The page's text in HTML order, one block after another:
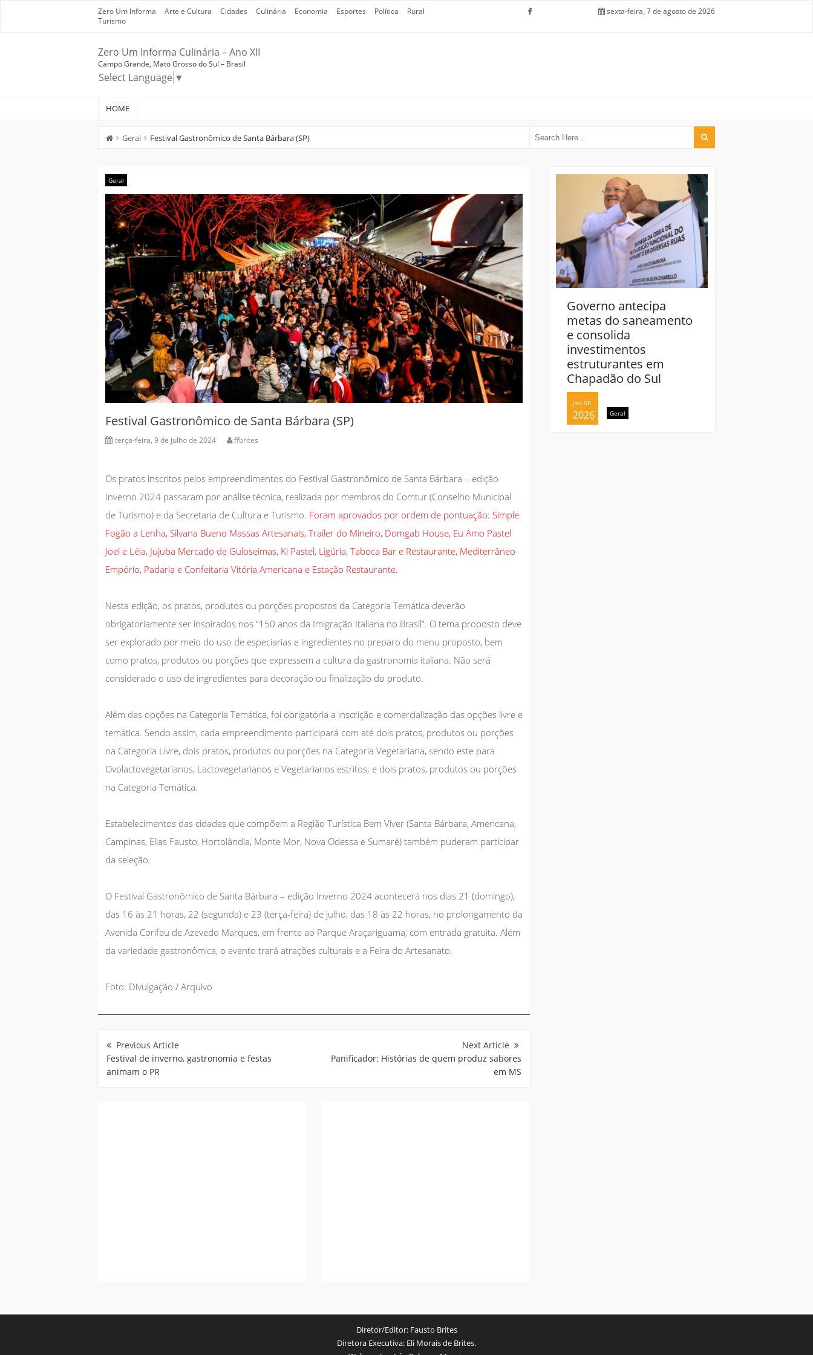
Zero Um Informa Arte e Cultura Cidades Culinária Economia Esportes Política
Rural
Turismo
sexta-feira, 7 de agosto de 2026
Zero Um Informa Culinária – Ano XII
Campo Grande, Mato Grosso do Sul – Brasil
Select Language ▼
HOME
Geral Festival Gastronômico de Santa Bárbara (SP)
Geral
Festival Gastronômico de Santa Bárbara (SP)
terça-feira, 9 de julho de 2024 ffbrites
Os pratos inscritos pelos empreendimentos do Festival Gastronômico de Santa Bárbara – edição
Inverno 2024 passaram por análise técnica, realizada por membros do Comtur (Conselho Municipal
de Turismo) e da Secretaria de Cultura e Turismo. Foram aprovados por ordem de pontuação: Simple
Fogão a Lenha, Silvana Bueno Massas Artesanais, Trailer do Mineiro, Domgab House, Eu Amo Pastel
Joel e Léia, Jujuba Mercado de Guloseimas, Ki Pastel, Ligúria, Taboca Bar e Restaurante, Mediterrâneo
Empório, Padaria e Confeitaria Vitória Americana e Estação Restaurante.
Nesta edição, os pratos, produtos ou porções propostos da Categoria Temática deverão
obrigatoriamente ser inspirados nos “150 anos da Imigração Italiana no Brasil”. O tema proposto deve
ser explorado por meio do uso de especiarias e ingredientes no preparo do menu proposto, bem
como pratos, produtos ou porções que expressem a cultura da gastronomia italiana. Não será
considerado o uso de ingredientes para decoração ou finalização do produto.
Além das opções na Categoria Temática, foi obrigatória a inscrição e comercialização das opções livre e
temática. Sendo assim, cada empreendimento participará com até dois pratos, produtos ou porções
na Categoria Livre, dois pratos, produtos ou porções na Categoria Vegetariana, sendo este para
Ovolactovegetarianos, Lactovegetarianos e Vegetarianos estritos; e dois pratos, produtos ou porções
na Categoria Temática.
Estabelecimentos das cidades que compõem a Região Turística Bem Viver (Santa Bárbara, Americana,
Campinas, Elias Fausto, Hortolândia, Monte Mor, Nova Odessa e Sumaré) também puderam participar
da seleção.
O Festival Gastronômico de Santa Bárbara – edição Inverno 2024 acontecerá nos dias 21 (domingo),
das 16 às 21 horas, 22 (segunda) e 23 (terça-feira) de julho, das 18 às 22 horas, no prolongamento da
Avenida Corifeu de Azevedo Marques, em frente ao Parque Araçariguama, com entrada gratuita. Além
da variedade gastronômica, o evento trará atrações culturais e a Feira do Artesanato.
Foto: Divulgação / Arquivo
de
Post
Festival de inverno, gastronomia e festas
animam o PR
Panificador: Histórias de quem produz sabores
em MS
Governo antecipa
metas do saneamento
e consolida
investimentos
estruturantes em
Chapadão do Sul
jan 08
Governo antecipa
metas do saneamento
e consolida
investimentos
estruturantes em
Chapadão do Sul
jan 08
2026 Geral
Diretor/Editor:Fausto Brites
Diretora Executiva: Eli Morais de Brites.